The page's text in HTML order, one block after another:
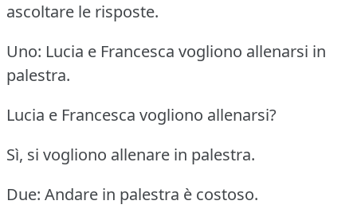
ascoltare le risposte.
Uno: Lucia e Francesca vogliono allenarsi in
palestra.
Lucia e Francesca vogliono allenarsi?
Sì, si vogliono allenare in palestra.
Due: Andare in palestra è costoso.